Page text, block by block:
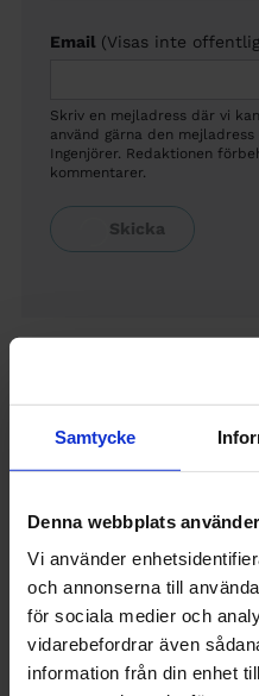
Samtycke
Denna webbplats
Vi använder
och annonserna till
för sociala medier och
vidarebefordrar även
information från din enhet
Email (Visas inte
Skriv en mejladress där vi
använd gärna den
Ingenjörer. Redaktionen
kommentarer.
Fortsätt läsa